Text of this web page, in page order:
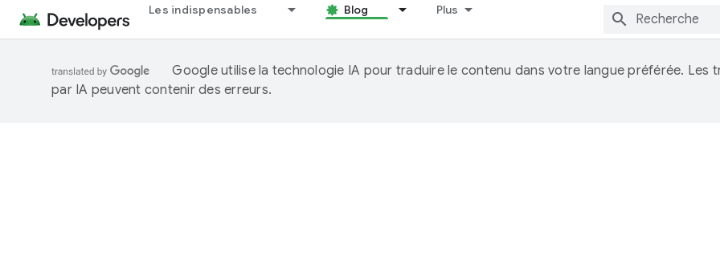
Les indispensables Blog Plus
Google utilise la technologie IA pour traduire le contenu dans votre langue préférée. Les
par IA peuvent contenir des erreurs.